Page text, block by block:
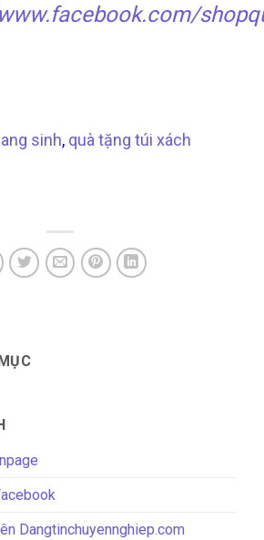
sinh, quà tặng túi xách
Dangtinchuyennghiep.com